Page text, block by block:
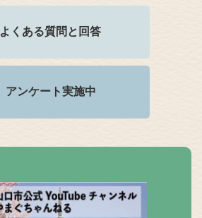
よくある質問と回答
アンケート実施中